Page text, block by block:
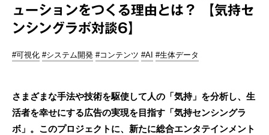
ューションをつくる理由とは？ 【気持セ
ンシングラボ対談6】
#可視化 #システム開発 #コンテンツ #AI #生体データ
さまざまな手法や技術を駆使して人の「気持」を分析し、生
活者を幸せにする広告の実現を目指す「気持センシングラ
ボ」。このプロジェクトに、新たに総合エンタテインメント